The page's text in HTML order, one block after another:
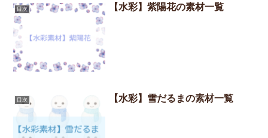
目次 【水彩】紫陽花の素材一覧
目次 【水彩】雪だるまの素材一覧